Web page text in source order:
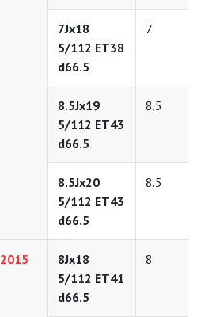
7Jx18
5/112 ET38
d66.5
7
8.5Jx19
5/112 ET43
d66.5
8.5
8.5Jx20
5/112 ET43
d66.5
8.5
2015
8Jx18
5/112 ET41
d66.5
8